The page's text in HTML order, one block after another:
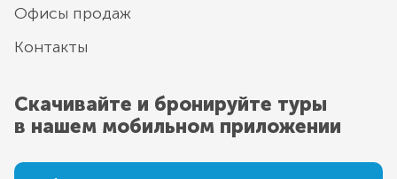
Офисы продаж
Контакты
Скачивайте и бронируйте туры
в нашем мобильном приложении